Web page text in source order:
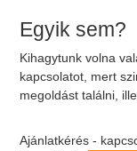
Egyik sem?
Kihagytunk volna
kapcsolatot, mert
megoldást találni,
Ajánlatkérés -